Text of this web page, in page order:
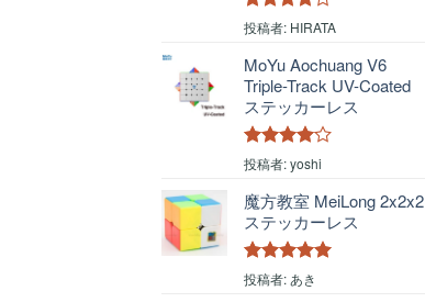
5段階中4
投稿者: HIRATA
MoYu Aochuang V6
Triple-Track UV-Coated
ステッカーレス
5段階中4
の評価
投稿者: yoshi
魔方教室 MeiLong 2x2x2
ステッカーレス
5段階中 5
投稿者: あき